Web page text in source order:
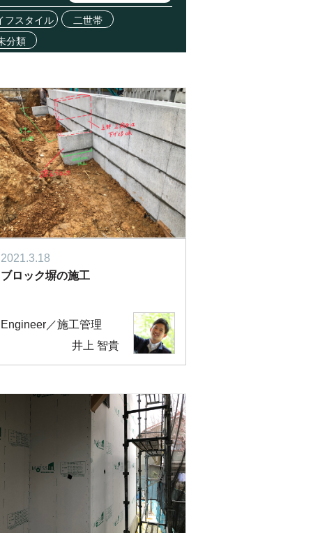
フスタイル
二世帯
分類
2021.3.18
ブロック塀の施工
Engineer／施工管理
井上 智貴